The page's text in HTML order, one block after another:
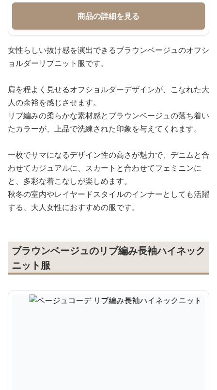
商品の詳細を見る
女性らしい抜け感を演出できるブラウンベージュのオフシ
ョルダーリブニット服です。
肩を程よく見せるオフショルダーデザインが、こなれた大
人の余裕を感じさせます。
リブ編みの柔らかな素材感とブラウンベージュの落ち着い
たカラーが、上品で洗練された印象を与えてくれます。
一枚でサマになるデザイン性の高さが魅力で、デニムと合
わせてカジュアルに、スカートと合わせてフェミニンに
と、多彩な着こなしが楽しめます。
秋冬の室内やレイヤードスタイルのインナーとしても活躍
する、大人女性におすすめの服です。
ブラウンベージュのリブ編み長袖ハイネック
ニット服